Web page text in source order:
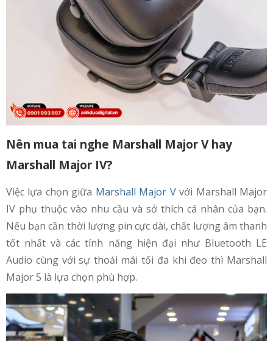
Nên mua tai nghe Marshall Major V hay
Marshall Major IV?
Việc lựa chọn giữa Marshall Major Vvới Marshall Major
IV phụ thuộc vào nhu cầu và sở thích cá nhân của bạn.
Nếu bạn cần thời lượng pin cực dài, chất lượng âm thanh
tốt nhất và các tính năng hiện đại như Bluetooth LE
Audio cùng với sự thoải mái tối đa khi đeo thì Marshall
Major 5 là lựa chọn phù hợp.